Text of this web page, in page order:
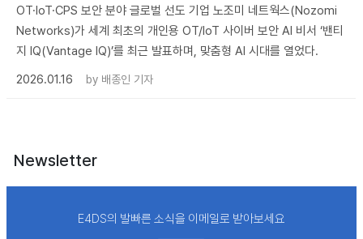
OT·IoT·CPS 보안 분야 글로벌 선도 기업 노조미 네트웍스(Nozomi
Networks)가 세계 최초의 개인용 OT/IoT 사이버 보안 AI 비서 ‘밴티
지 IQ(Vantage IQ)’를 최근 발표하며, 맞춤형 AI 시대를 열었다.
2026.01.16
by 배종인 기자
Newsletter
E4DS의 발빠른 소식을 이메일로 받아보세요